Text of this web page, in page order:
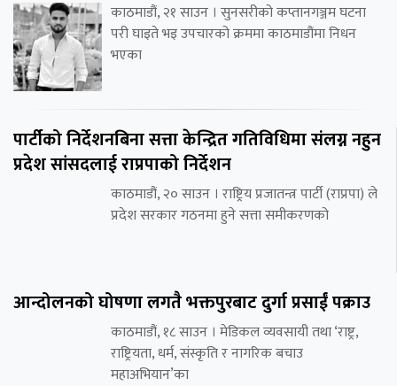
काठमाडौं, २१ साउन । सुनसरीको कप्तानगञ्जम घटना
परी घाइते भइ उपचारको क्रममा काठमाडौंमा निधन
भएका
पार्टीको निर्देशनबिना सत्ता केन्द्रित गतिविधिमा संलग्न नहुन
प्रदेश सांसदलाई राप्रपाको निर्देशन
काठमाडौं, २० साउन । राष्ट्रिय प्रजातन्त्र पार्टी (राप्रपा) ले
प्रदेश सरकार गठनमा हुने सत्ता समीकरणको
आन्दोलनको घोषणा लगतै भक्तपुरबाट दुर्गा प्रसाईं पक्राउ
काठमाडौं, १८ साउन । मेडिकल व्यवसायी तथा ‘राष्ट्र,
राष्ट्रियता, धर्म, संस्कृति र नागरिक बचाउ
महाअभियान’का